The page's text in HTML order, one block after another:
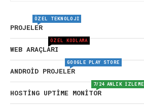
PROJELER
ÖZEL TEKNOLOJI
WEB ARAÇLARI
ÖZEL KODLAMA
ANDROID PROJELER
GOOGLE PLAY STORE
HOSTING UPTIME MONITOR
7/24 ANLIK İZLEME